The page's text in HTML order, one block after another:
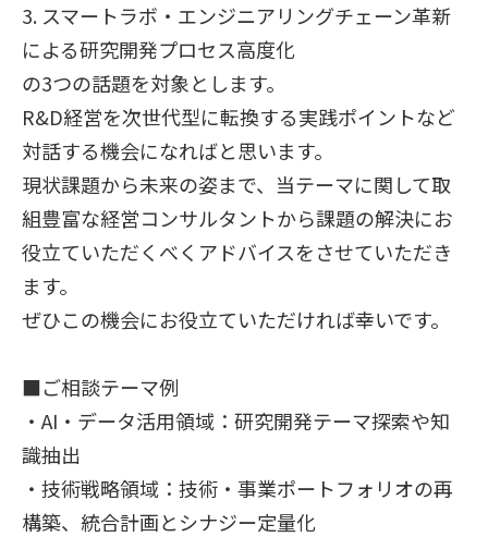
3. スマートラボ・エンジニアリングチェーン革新
による研究開発プロセス高度化
の3つの話題を対象とします。
R&D経営を次世代型に転換する実践ポイントなど
対話する機会になればと思います。
現状課題から未来の姿まで、当テーマに関して取
組豊富な経営コンサルタントから課題の解決にお
役立ていただくべくアドバイスをさせていただき
ます。
ぜひこの機会にお役立ていただければ幸いです。
■ご相談テーマ例
・AI・データ活用領域：研究開発テーマ探索や知
識抽出
・技術戦略領域：技術・事業ポートフォリオの再
構築、統合計画とシナジー定量化